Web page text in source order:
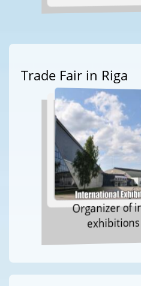
Trade Fair in Riga
Organizer of
exhibitions